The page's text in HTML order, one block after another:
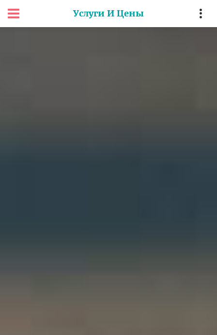
Услуги И Цены